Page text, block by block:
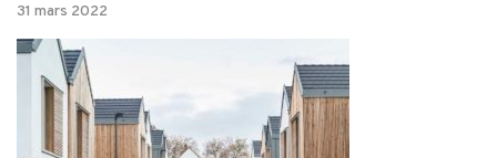
31 mars 2022